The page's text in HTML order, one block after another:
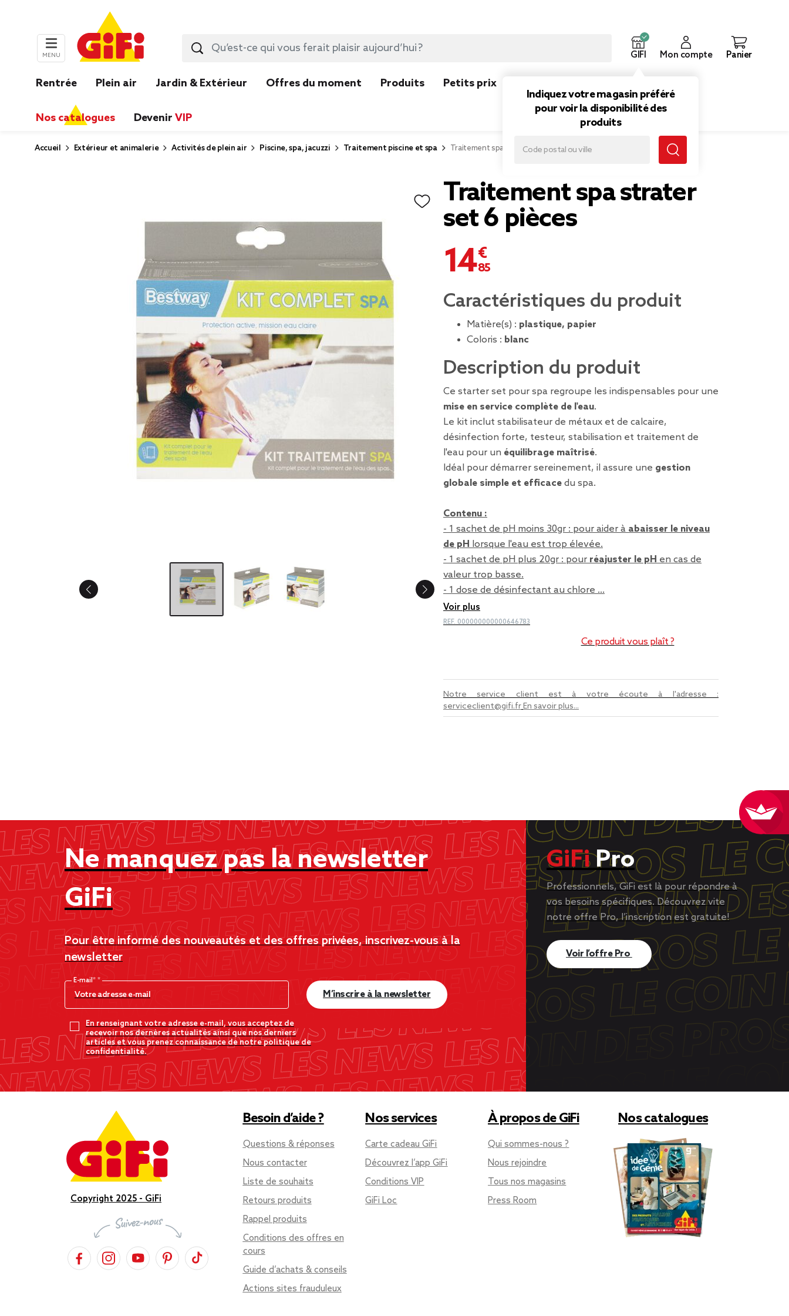
MENU GIFI
Indiquez votre magasin préféré
pour voir la disponibilité des
produits
Mon compte Panier
Rentrée Plein air Jardin & Extérieur Offres du moment Produits Petits prix
Nos catalogues Devenir VIP
Accueil Extérieur et animalerie Activités de plein air Piscine, spa, jacuzzi Traitement piscine et spa Traitement spa strater set 6 pièces
Traitement spa strater
set 6 pièces
14,85 €
Caractéristiques du produit
Matière(s) : plastique, papier
Coloris : blanc
Description du produit
Ce starter set pour spa regroupe les indispensables pour une
mise en service complète de l'eau.
Le kit inclut stabilisateur de métaux et de calcaire,
désinfection forte, testeur, stabilisation et traitement de
l'eau pour un équilibrage maîtrisé.
Idéal pour démarrer sereinement, il assure une gestion
globale simple et efficace du spa.
Contenu :
- 1 sachet de pH moins 30gr : pour aider à abaisser le niveau
de pH lorsque l'eau est trop élevée.
- 1 sachet de pH plus 20gr : pour réajuster le pH en cas de
valeur trop basse.
- 1 dose de désinfectant au chlore …
Voir plus
REF. 000000000000646783
Ce produit vous plaît ?
Notre service client est à votre écoute à l'adresse :
serviceclient@gifi.frEn savoir plus...
Ne manquez pas la newsletter
GiFi
Pour être informé des nouveautés et des offres privées, inscrivez-vous à la
newsletter
E-mail*
En renseignant votre adresse e-mail, vous acceptez de
recevoir nos dernères actualités ainsi que nos derniers
articles et vous prenez connaissance de notre politique de
confidentialité.
M’inscrire à la newsletter
GiFiPro
Professionnels, GiFi est là pour répondre à
vos besoins spécifiques. Découvrez vite
notre offre Pro, l’inscription est gratuite!
Voir l’offre Pro
Copyright 2025 - GiFi
Besoin d’aide ?
Questions & réponses
Nous contacter
Liste de souhaits
Retours produits
Rappel produits
Conditions des offres en
cours
Guide d’achats & conseils
Actions sites frauduleux
Nos services
Carte cadeau GiFi
Découvrez l’app GiFi
Conditions VIP
GiFi Loc
À propos de GiFi
Qui sommes-nous ?
Nous rejoindre
Tous nos magasins
Press Room
Nos catalogues